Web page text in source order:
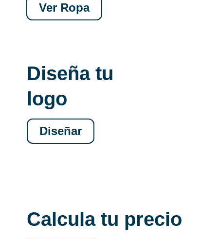
Ver Ropa
Diseña tu
logo
Diseñar
Calcula tu precio